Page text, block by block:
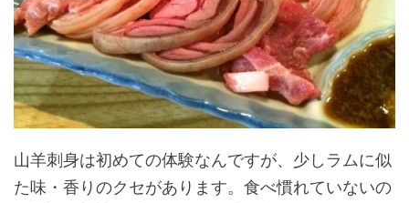
山羊刺身は初めての体験なんですが、少しラムに似
た味・香りのクセがあります。食べ慣れていないの